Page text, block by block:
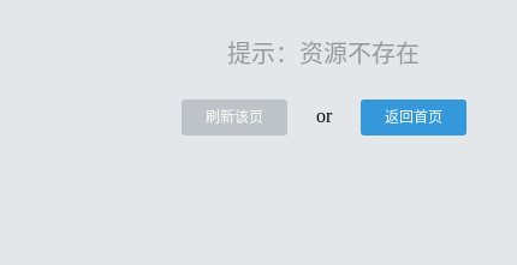
提示：资源不存在
刷新该页 or 返回首页